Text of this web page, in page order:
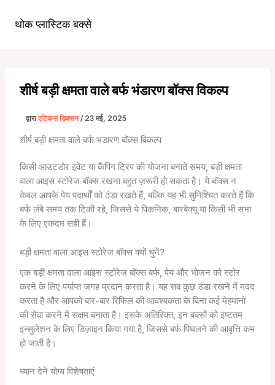
थोक प्लास्टिक बक्से
शीर्ष बड़ी क्षमता वाले बर्फ भंडारण बॉक्स विकल्प
द्वाराएटिकस डिक्सन/ 23 मई, 2025
शीर्ष बड़ी क्षमता वाले बर्फ भंडारण बॉक्स विकल्प
किसी आउटडोर इवेंट या कैंपिंग ट्रिप की योजना बनाते समय, बड़ी क्षमता
वाला आइस स्टोरेज बॉक्स रखना बहुत ज़रूरी हो सकता है। ये बॉक्स न
केवल आपके पेय पदार्थों को ठंडा रखते हैं, बल्कि यह भी सुनिश्चित करते हैं कि
बर्फ लंबे समय तक टिकी रहे, जिससे ये पिकनिक, बारबेक्यू या किसी भी सभा
के लिए एकदम सही हैं।
बड़ी क्षमता वाला आइस स्टोरेज बॉक्स क्यों चुनें?
एक बड़ी क्षमता वाला आइस स्टोरेज बॉक्स बर्फ, पेय और भोजन को स्टोर
करने के लिए पर्याप्त जगह प्रदान करता है। यह सब कुछ ठंडा रखने में मदद
करता है और आपको बार-बार रिफिल की आवश्यकता के बिना कई मेहमानों
की सेवा करने में सक्षम बनाता है। इसके अतिरिक्त, इन बक्सों को इष्टतम
इन्सुलेशन के लिए डिज़ाइन किया गया है, जिससे बर्फ पिघलने की आवृत्ति कम
हो जाती है।
ध्यान देने योग्य विशेषताएं